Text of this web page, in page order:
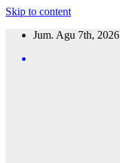
Skip to content
Jum. Agu 7th, 2026